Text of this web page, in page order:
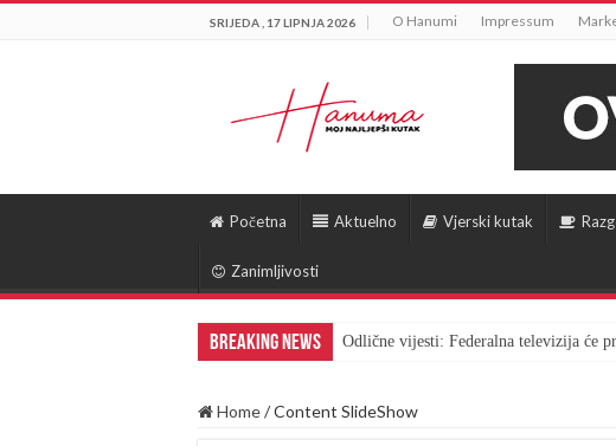
SRIJEDA , 17 LIPNJA 2026 O Hanumi Impressum
Početna Aktuelno Vjerski kutak
Zanimljivosti
Breaking News Odlične vijesti: Federalna televizija će
Home/Content SlideShow